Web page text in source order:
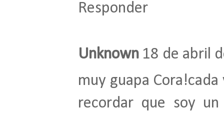
Responder
Unknown 18 de abril
muy guapa
recordar que soy